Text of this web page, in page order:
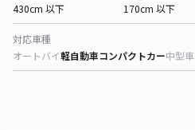
430cm 以下
170cm 以下
対応車種
オートバイ軽自動車コンパクトカー中型車